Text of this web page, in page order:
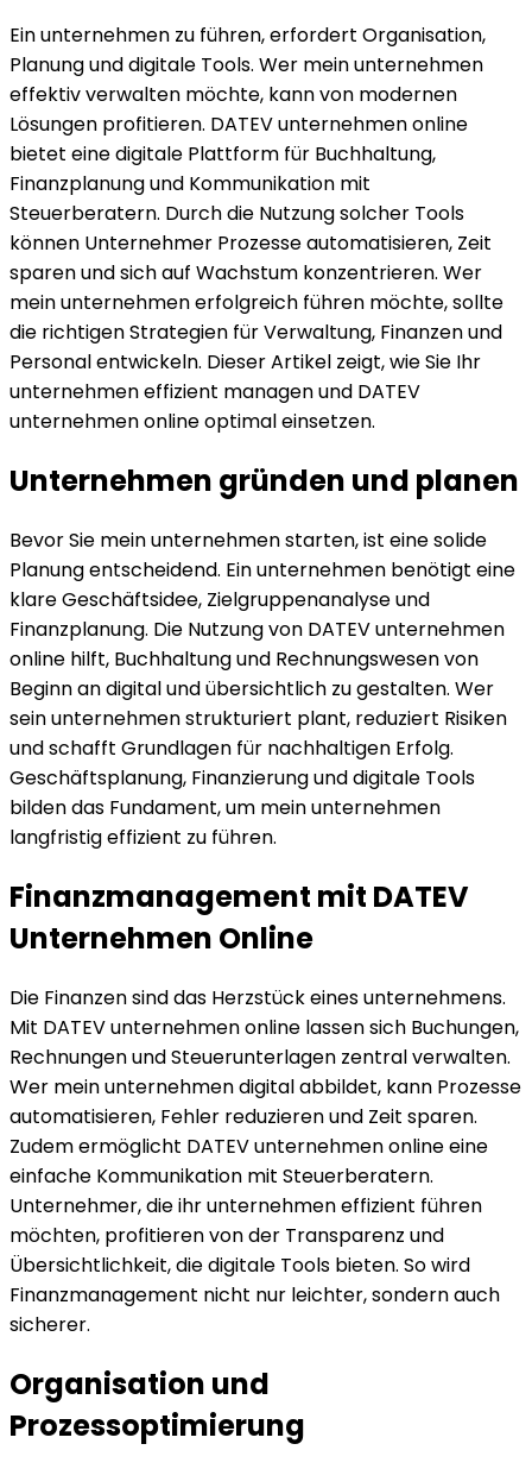
Ein unternehmen zu führen, erfordert Organisation,
Planung und digitale Tools. Wer mein unternehmen
effektiv verwalten möchte, kann von modernen
Lösungen profitieren. DATEV unternehmen online
bietet eine digitale Plattform für Buchhaltung,
Finanzplanung und Kommunikation mit
Steuerberatern. Durch die Nutzung solcher Tools
können Unternehmer Prozesse automatisieren, Zeit
sparen und sich auf Wachstum konzentrieren. Wer
mein unternehmen erfolgreich führen möchte, sollte
die richtigen Strategien für Verwaltung, Finanzen und
Personal entwickeln. Dieser Artikel zeigt, wie Sie Ihr
unternehmen effizient managen und DATEV
unternehmen online optimal einsetzen.
Unternehmen gründen und planen
Bevor Sie mein unternehmen starten, ist eine solide
Planung entscheidend. Ein unternehmen benötigt eine
klare Geschäftsidee, Zielgruppenanalyse und
Finanzplanung. Die Nutzung von DATEV unternehmen
online hilft, Buchhaltung und Rechnungswesen von
Beginn an digital und übersichtlich zu gestalten. Wer
sein unternehmen strukturiert plant, reduziert Risiken
und schafft Grundlagen für nachhaltigen Erfolg.
Geschäftsplanung, Finanzierung und digitale Tools
bilden das Fundament, um mein unternehmen
langfristig effizient zu führen.
Finanzmanagement mit DATEV
Unternehmen Online
Die Finanzen sind das Herzstück eines unternehmens.
Mit DATEV unternehmen online lassen sich Buchungen,
Rechnungen und Steuerunterlagen zentral verwalten.
Wer mein unternehmen digital abbildet, kann Prozesse
automatisieren, Fehler reduzieren und Zeit sparen.
Zudem ermöglicht DATEV unternehmen online eine
einfache Kommunikation mit Steuerberatern.
Unternehmer, die ihr unternehmen effizient führen
möchten, profitieren von der Transparenz und
Übersichtlichkeit, die digitale Tools bieten. So wird
Finanzmanagement nicht nur leichter, sondern auch
sicherer.
Organisation und
Prozessoptimierung